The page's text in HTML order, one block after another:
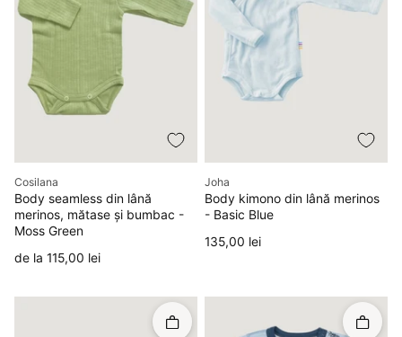
Body seamless din lână
merinos, mătase și bumbac -
Moss Green
Producător
Cosilana
Preț
de la 115,00 lei
Body kimono din lână merinos
- Basic Blue
Producător
Joha
Preț
135,00 lei
Rapid în coș Rapid